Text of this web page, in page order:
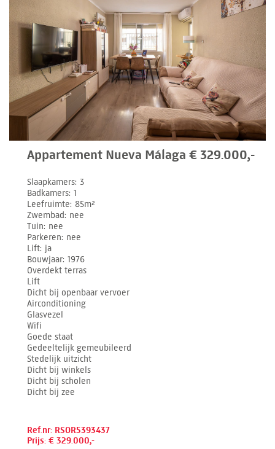
Appartement Nueva Málaga € 329.000,-
Slaapkamers 3
Badkamers 1
Leefruimte 85m²
Zwembad nee
Tuin nee
Parkeren nee
Lift ja
Bouwjaar 1976
Overdekt terras
Lift
Dicht bij openbaar vervoer
Airconditioning
Glasvezel
Wifi
Goede staat
Gedeeltelijk gemeubileerd
Stedelijk uitzicht
Dicht bij winkels
Dicht bij scholen
Dicht bij zee
Ref.nr: RSOR5393437
Prijs: € 329.000,-